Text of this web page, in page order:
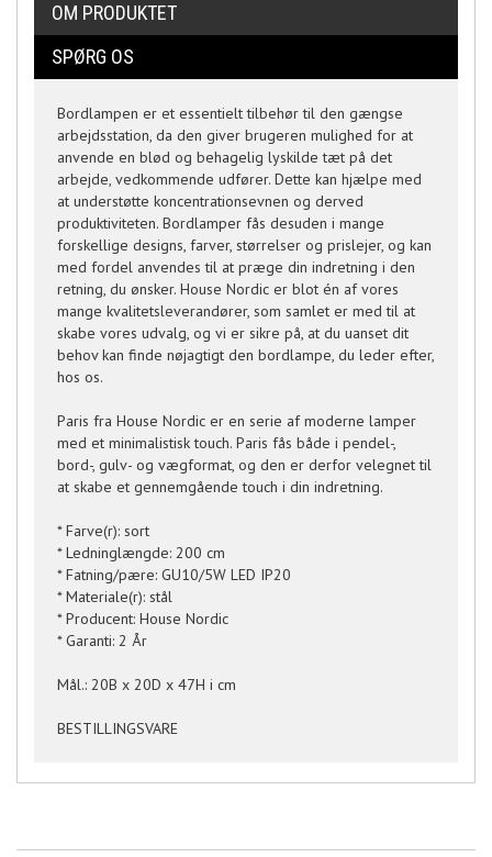
OM PRODUKTET
SPØRG OS
Bordlampen er et essentielt tilbehør til den gængse
arbejdsstation, da den giver brugeren mulighed for at
anvende en blød og behagelig lyskilde tæt på det
arbejde, vedkommende udfører. Dette kan hjælpe med
at understøtte koncentrationsevnen og derved
produktiviteten. Bordlamper fås desuden i mange
forskellige designs, farver, størrelser og prislejer, og kan
med fordel anvendes til at præge din indretning i den
retning, du ønsker. House Nordic er blot én af vores
mange kvalitetsleverandører, som samlet er med til at
skabe vores udvalg, og vi er sikre på, at du uanset dit
behov kan finde nøjagtigt den bordlampe, du leder efter,
hos os.
Paris fra House Nordic er en serie af moderne lamper
med et minimalistisk touch. Paris fås både i pendel-,
bord-, gulv- og vægformat, og den er derfor velegnet til
at skabe et gennemgående touch i din indretning.
* Farve(r): sort
* Ledninglængde: 200 cm
* Fatning/pære: GU10/5W LED IP20
* Materiale(r): stål
* Producent: House Nordic
* Garanti: 2 År
Mål.: 20B x 20D x 47H i cm
BESTILLINGSVARE